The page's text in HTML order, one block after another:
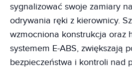
sygnalizować swoje zamiary
odrywania ręki z kierownicy.
wzmocniona konstrukcja oraz
systemem E-ABS, zwiększają
bezpieczeństwa i kontroli nad